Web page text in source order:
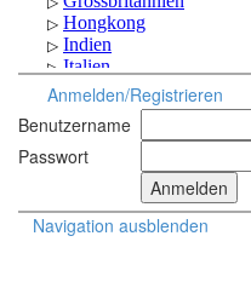
Anmelden/Registrieren
Benutzername
Passwort
Navigation ausblenden